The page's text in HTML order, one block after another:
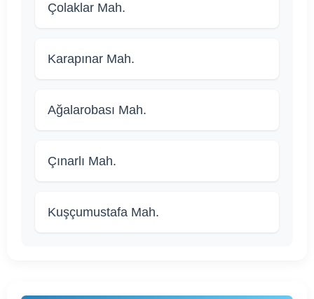
Çolaklar Mah.
Karapınar Mah.
Ağalarobası Mah.
Çınarlı Mah.
Kuşçumustafa Mah.